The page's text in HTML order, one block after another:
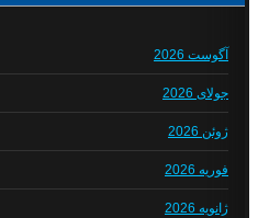
آگوست 2026
جولای 2026
ژوئن 2026
فوریه 2026
ژانویه 2026